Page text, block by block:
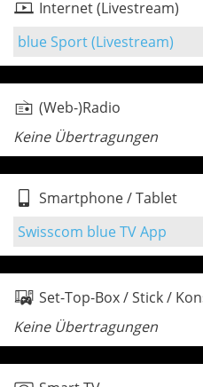
Internet (Livestream)
blue Sport (Livestream)
(Web-)Radio
Keine Übertragungen
Smartphone / Tablet
Swisscom blue TV App
Set-Top-Box / Stick /
Keine Übertragungen